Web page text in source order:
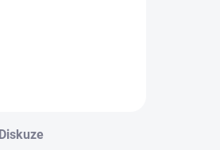
Diskuze